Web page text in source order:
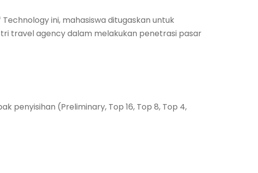
ini, mahasiswa ditugaskan untuk
travel agency dalam melakukan penetrasi pasar
penyisihan (Preliminary, Top 16, Top 8, Top 4,